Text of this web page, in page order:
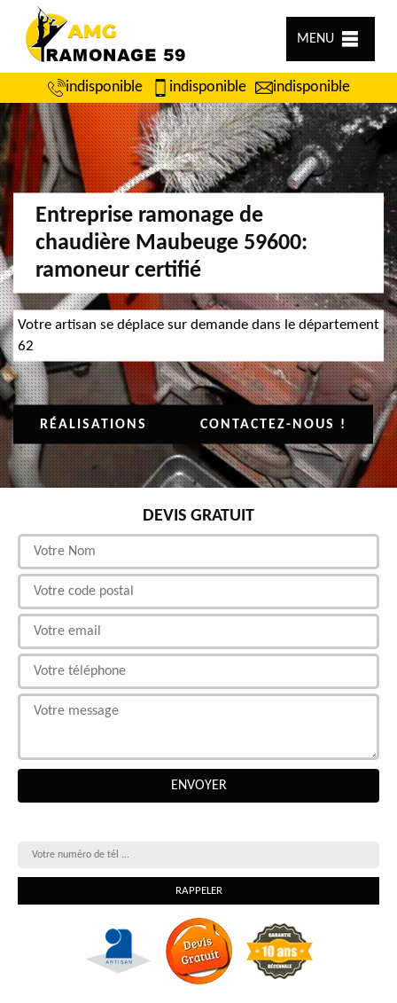
MENU
indisponible indisponible indisponible
Entreprise ramonage de
chaudière Maubeuge 59600:
ramoneur certifié
Votre artisan se déplace sur demande dans le département
62
RÉALISATIONS CONTACTEZ-NOUS !
DEVIS GRATUIT